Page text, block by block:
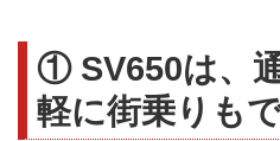
① SV650は、
軽に街乗りも